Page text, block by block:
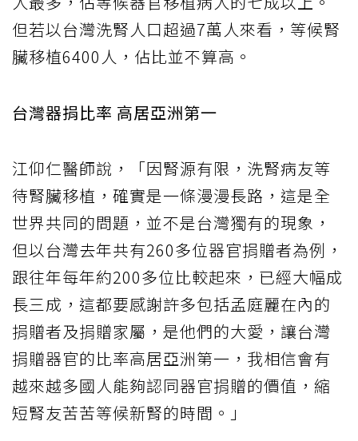
但若以台灣洗腎人口超過7萬人來看，等候腎
臟移植6400人，佔比並不算高。
台灣器捐比率 高居亞洲第一
江仰仁醫師說，「因腎源有限，洗腎病友等
待腎臟移植，確實是一條漫漫長路，這是全
世界共同的問題，並不是台灣獨有的現象，
但以台灣去年共有260多位器官捐贈者為例，
跟往年每年約200多位比較起來，已經大幅成
長三成，這都要感謝許多包括孟庭麗在內的
捐贈者及捐贈家屬，是他們的大愛，讓台灣
捐贈器官的比率高居亞洲第一，我相信會有
越來越多國人能夠認同器官捐贈的價值，縮
短腎友苦苦等候新腎的時間。」